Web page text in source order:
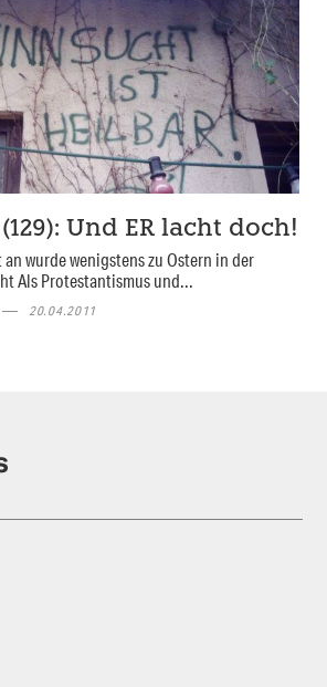
Und ER lacht doch!
wurde wenigstens zu Ostern in der
Als Protestantismus und...
20.04.2011